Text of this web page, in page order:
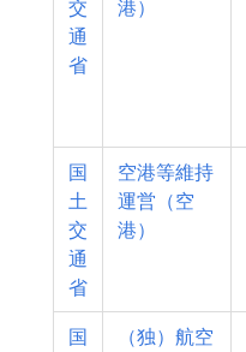
交
通
省
港）
国
土
交
通
省
空港等維持
運営（空
港）
国
（独）航空